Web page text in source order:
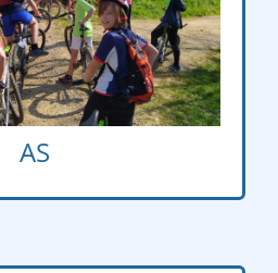
AS
13h
12h05 13h00
12h30 14h30